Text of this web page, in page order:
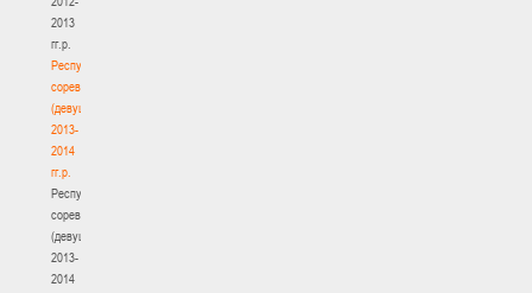
2013
гг.р.
Республиканские
соревнования
(девушки)
2013-
2014
гг.р.
Республиканские
соревнования
(девушки)
2013-
2014